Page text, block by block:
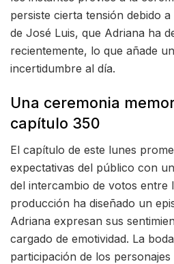
persiste cierta tensión debido
de José Luis, que Adriana ha
recientemente, lo que añade
incertidumbre al día.
Una ceremonia
capítulo 350
El capítulo de este lunes
expectativas del público con
del intercambio de votos entre
producción ha diseñado un
Adriana expresan sus
cargado de emotividad. La
participación de los